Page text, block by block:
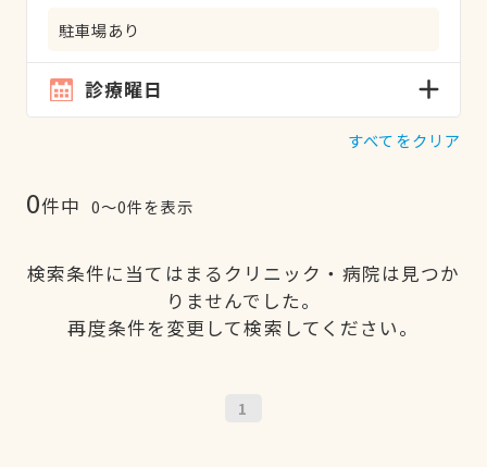
駐車場あり
診療曜日
すべてをクリア
0件中 0〜0件を表示
検索条件に当てはまるクリニック・病院は見つか
りませんでした。
再度条件を変更して検索してください。
1